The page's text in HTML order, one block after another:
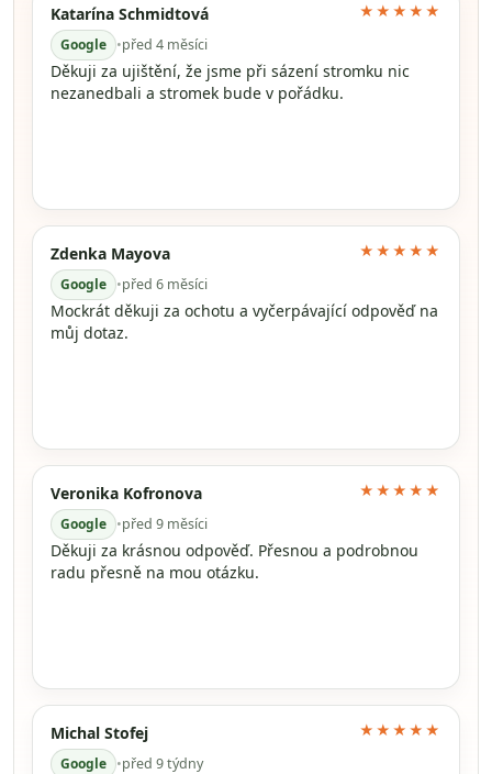
Katarína Schmidtová
Google •před 4 měsíci
★★★★★
Děkuji za ujištění, že jsme při sázení stromku nic
nezanedbali a stromek bude v pořádku.
Zdenka Mayova
Google •před 6 měsíci
★★★★★
Mockrát děkuji za ochotu a vyčerpávající odpověď na
můj dotaz.
Veronika Kofronova
Google •před 9 měsíci
★★★★★
Děkuji za krásnou odpověď. Přesnou a podrobnou
radu přesně na mou otázku.
Michal Stofej
Google •před 9 týdny
★★★★★